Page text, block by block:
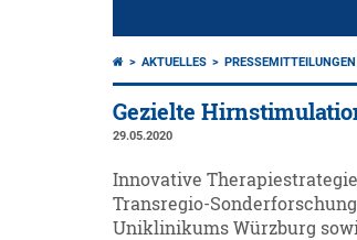
AKTUELLES PRESSEMITTEILUNGEN
Gezielte
29.05.2020
Innovative
Transregio-
Uniklinikums Würzburg